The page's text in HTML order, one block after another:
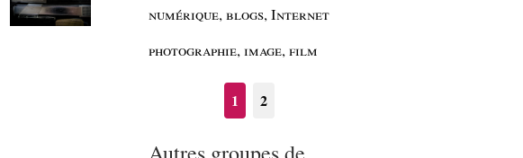
numérique, blogs, Internet
photographie, image, film
1 2